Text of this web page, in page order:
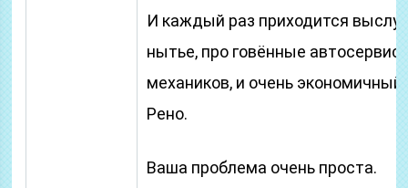
И каждый раз приходится
нытье, про говённые
механиков, и очень экономичный
Рено.
Ваша проблема очень проста.